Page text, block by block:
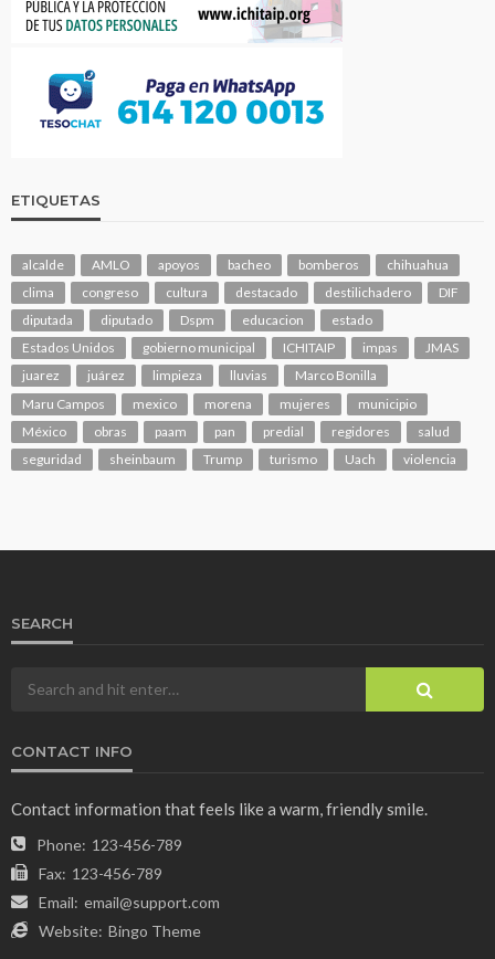
ETIQUETAS
alcalde AMLO apoyos bacheo bomberos
chihuahua
clima
congreso cultura destacado destilichadero
DIF
diputada
diputado Dspm educacion
estado
Estados Unidos
gobierno municipal ICHITAIP impas
JMAS
juarez
juárez limpieza lluvias
Marco Bonilla
Maru Campos
mexico morena mujeres
municipio
México
obras paam pan predial regidores
salud
seguridad
sheinbaum Trump turismo Uach violencia
SEARCH
CONTACT INFO
Contact information that feels like a warm, friendly smile.
Phone: 123-456-789
Fax: 123-456-789
Email: email@support.com
Website: Bingo Theme